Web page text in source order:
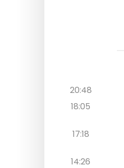
20:48
18:05
17:18
14:26